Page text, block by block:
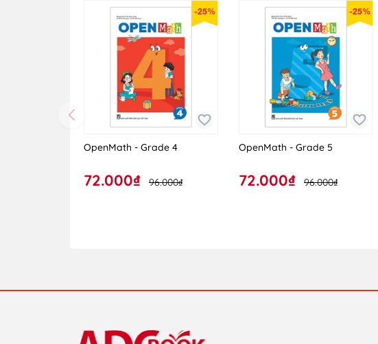
-25%
OpenMath - Grade 4
72.000₫ 96.000₫
-25%
OpenMath - Grade 5
72.000₫ 96.000₫